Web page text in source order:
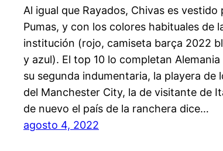
Al igual que Rayados, Chivas es vestido
Pumas, y con los colores habituales de
institución (rojo, camiseta barça 2022
y azul). El top 10 lo completan Alemania
su segunda indumentaria, la playera de
del Manchester City, la de visitante de
de nuevo el país de la ranchera dice…
agosto 4, 2022